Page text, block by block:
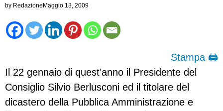
by Redazione Maggio 13, 2009
Stampa 🖨
Il 22 gennaio di quest’anno il Presidente del
Consiglio Silvio Berlusconi ed il titolare del
dicastero della Pubblica Amministrazione e